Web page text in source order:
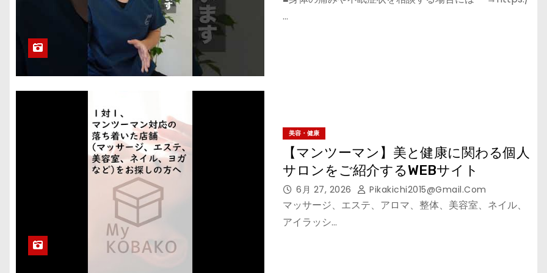
…
美容・健康
【マンツーマン】美と健康に関わる個人
サロンをご紹介するWEBサイト
6月 27, 2026 Pikakichi2015@gmail.com
マッサージ、エステ、アロマ、整体、美容室、ネイル、
アイラッシ…